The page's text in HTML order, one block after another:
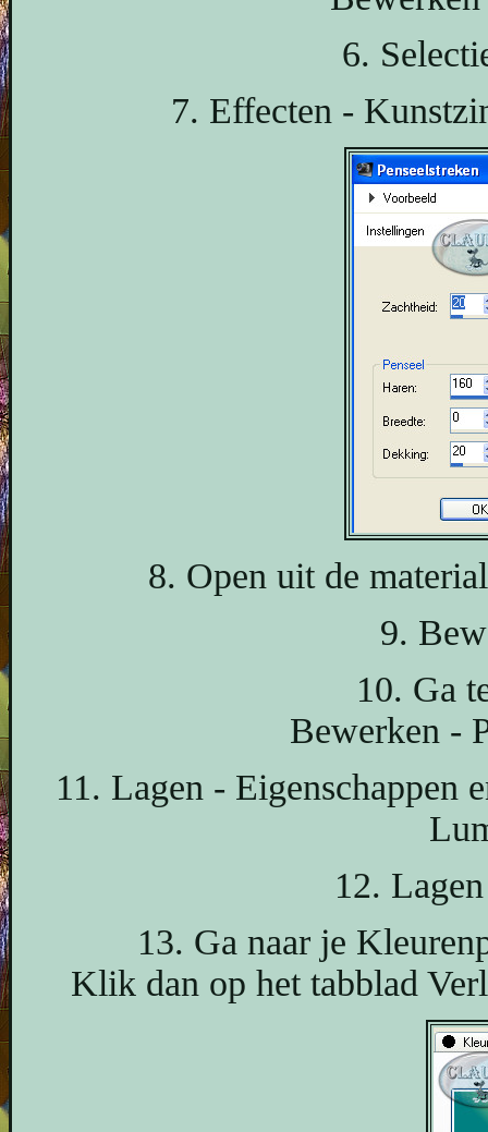
6.
7. Effecten -
8. Open uit de
9.
10. Ga
Bewerken -
11. Lagen - Eigenschappen
12.
13. Ga naar je
Klik dan op het tabblad